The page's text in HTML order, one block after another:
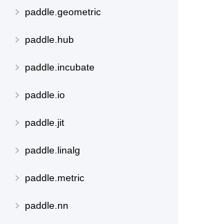
paddle.geometric
paddle.hub
paddle.incubate
paddle.io
paddle.jit
paddle.linalg
paddle.metric
paddle.nn